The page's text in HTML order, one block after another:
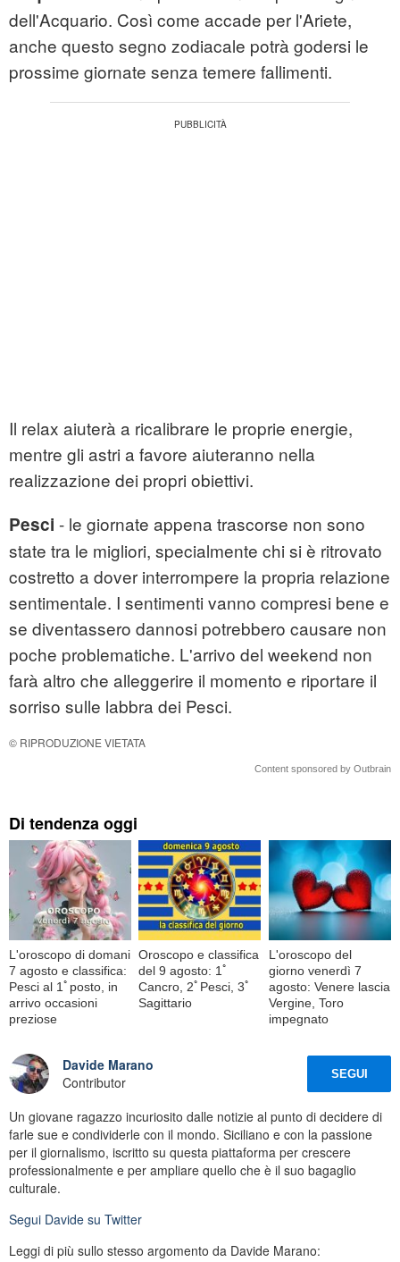
dell'Acquario. Così come accade per l'Ariete,
anche questo segno zodiacale potrà godersi le
prossime giornate senza temere fallimenti.
Il relax aiuterà a ricalibrare le proprie energie,
mentre gli astri a favore aiuteranno nella
realizzazione dei propri obiettivi.
Pesci - le giornate appena trascorse non sono
state tra le migliori, specialmente chi si è ritrovato
costretto a dover interrompere la propria relazione
sentimentale. I sentimenti vanno compresi bene e
se diventassero dannosi potrebbero causare non
poche problematiche. L'arrivo del weekend non
farà altro che alleggerire il momento e riportare il
sorriso sulle labbra dei Pesci.
© RIPRODUZIONE VIETATA
Content sponsored by Outbrain
Di tendenza oggi
L'oroscopo di domani
7 agosto e classifica:
Pesci al 1ﾟposto, in
arrivo occasioni
preziose
Oroscopo e classifica
del 9 agosto: 1ﾟ
Cancro, 2ﾟPesci, 3ﾟ
Sagittario
L'oroscopo del
giorno venerdì 7
agosto: Venere lascia
Vergine, Toro
impegnato
Davide Marano
Contributor
SEGUI
Un giovane ragazzo incuriosito dalle notizie al punto di decidere di
farle sue e condividerle con il mondo. Siciliano e con la passione
per il giornalismo, iscritto su questa piattaforma per crescere
professionalmente e per ampliare quello che è il suo bagaglio
culturale.
Segui Davide su Twitter
Leggi di più sullo stesso argomento da Davide Marano: